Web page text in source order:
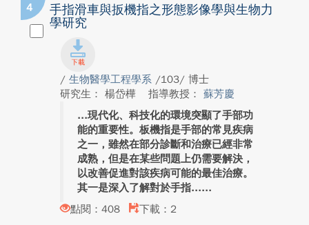
4
手指滑車與扳機指之形態影像學與生物力
學研究
/ 生物醫學工程學系 /103/ 博士
研究生： 楊岱樺
指導教授： 蘇芳慶
現代化、科技化的環境突顯了手部功
能的重要性。板機指是手部的常見疾病
之一，雖然在部分診斷和治療已經非常
成熟，但是在某些問題上仍需要解決，
以改善促進對該疾病可能的最佳治療。
其一是深入了解對於手指...
點閱：408
下載：2